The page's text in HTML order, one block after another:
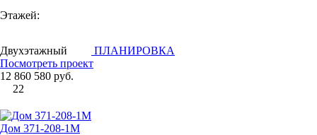
Этажей:
Двухэтажный
ПЛАНИРОВКА
Посмотреть проект
12 860 580 руб.
22
Дом 371-208-1М